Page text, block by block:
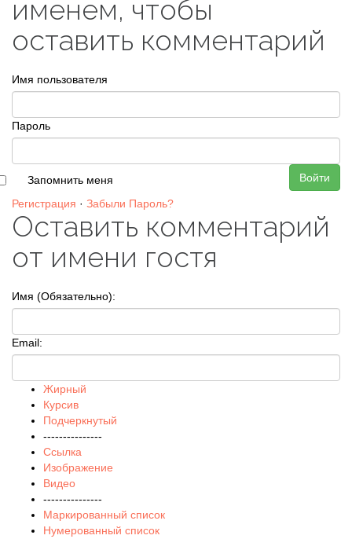
именем, чтобы
оставить комментарий
Имя пользователя
Пароль
Войти
Запомнить меня
Регистрация · Забыли Пароль?
Оставить комментарий
от имени гостя
Имя (Обязательно):
Email:
Жирный
Курсив
Подчеркнутый
---------------
Ссылка
Изображение
Видео
---------------
Маркированный список
Нумерованный список